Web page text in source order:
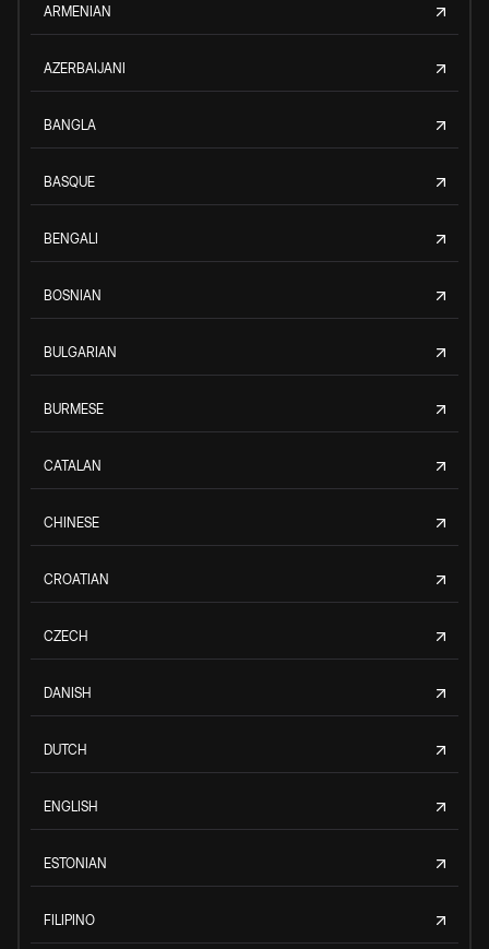
ARMENIAN
AZERBAIJANI
BANGLA
BASQUE
BENGALI
BOSNIAN
BULGARIAN
BURMESE
CATALAN
CHINESE
CROATIAN
CZECH
DANISH
DUTCH
ENGLISH
ESTONIAN
FILIPINO